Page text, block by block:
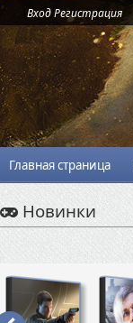
ВходРегистрация
Главная страница
Новинки